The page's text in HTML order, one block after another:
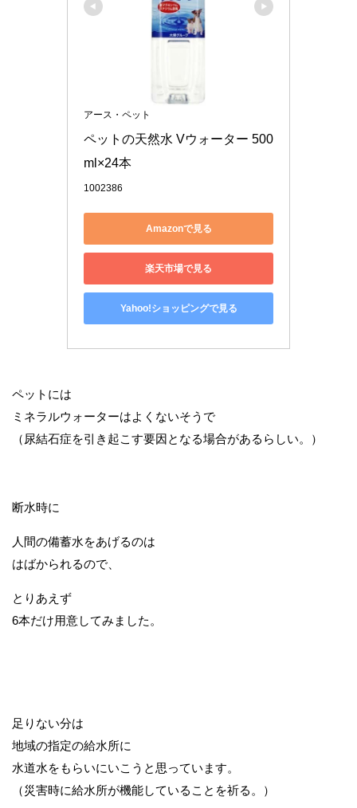
アース・ペット
ペットの天然水 Vウォーター 500
ml×24本
1002386
Amazonで見る
楽天市場で見る
Yahoo!ショッピングで見る
ペットには
ミネラルウォーターはよくないそうで
（尿結石症を引き起こす要因となる場合があるらしい。）
断水時に
人間の備蓄水をあげるのは
はばかられるので、
とりあえず
6本だけ用意してみました。
足りない分は
地域の指定の給水所に
水道水をもらいにいこうと思っています。
（災害時に給水所が機能していることを祈る。）